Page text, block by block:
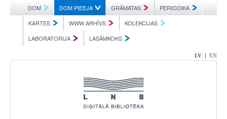
DOM DOM PIEEJA GRĀMATAS
PERIODIKA
KARTES
WWW ARHĪVS
KOLEKCIJAS
LABORATORIJA
LASĀMKOKS
LV | EN